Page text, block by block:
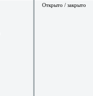
Открыто / закрыто